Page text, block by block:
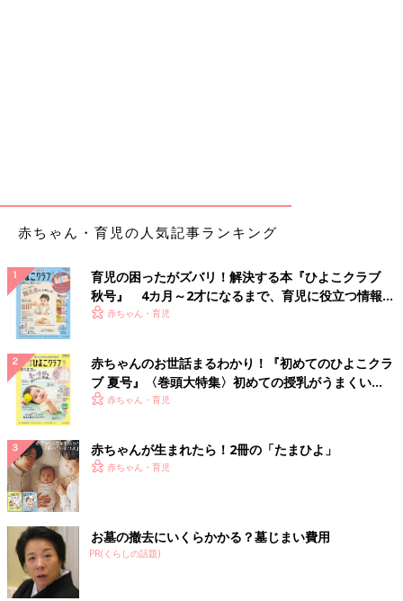
赤ちゃん・育児の人気記事ランキング
育児の困ったがズバリ！解決する本『ひよこクラブ
秋号』 4カ月～2才になるまで、育児に役立つ情報が
いっぱい！
赤ちゃん・育児
赤ちゃんのお世話まるわかり！『初めてのひよこクラ
ブ 夏号』〈巻頭大特集〉初めての授乳がうまくい
く！ おっぱい・ミルクの基本と夏のトラブル 解決テ
赤ちゃん・育児
赤ちゃんが生まれたら！2冊の「たまひよ」
赤ちゃん・育児
お墓の撤去にいくらかかる？墓じまい費用
PR(くらしの話題)